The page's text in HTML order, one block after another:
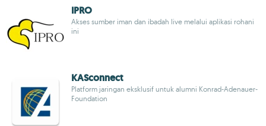
IPRO
Akses sumber iman dan ibadah live melalui aplikasi rohani
ini
KASconnect
Platform jaringan eksklusif untuk alumni Konrad-Adenauer-
Foundation